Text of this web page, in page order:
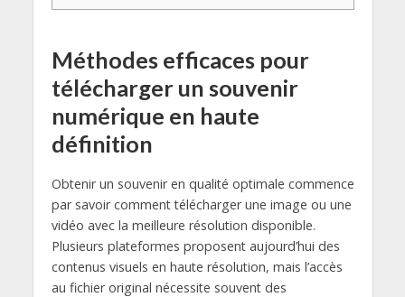
Méthodes efficaces pour
télécharger un souvenir
numérique en haute
définition
Obtenir un souvenir en qualité optimale commence
par savoir comment télécharger une image ou une
vidéo avec la meilleure résolution disponible.
Plusieurs plateformes proposent aujourd’hui des
contenus visuels en haute résolution, mais l’accès
au fichier original nécessite souvent des